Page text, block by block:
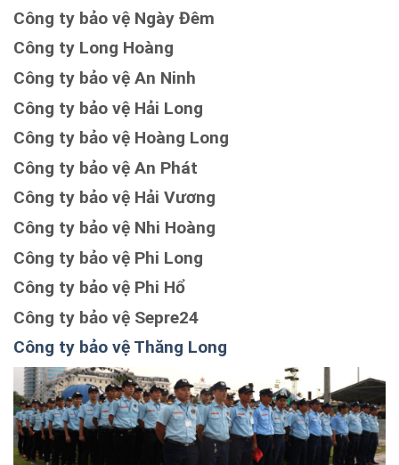
Công ty bảo vệ Ngày Đêm
Công ty Long Hoàng
Công ty bảo vệ An Ninh
Công ty bảo vệ Hải Long
Công ty bảo vệ Hoàng Long
Công ty bảo vệ An Phát
Công ty bảo vệ Hải Vương
Công ty bảo vệ Nhi Hoàng
Công ty bảo vệ Phi Long
Công ty bảo vệ Phi Hổ
Công ty bảo vệ Sepre24
Công ty bảo vệ Thăng Long